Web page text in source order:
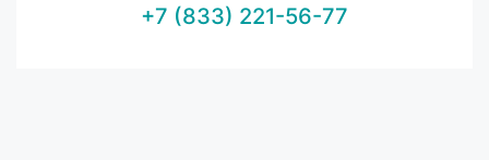
+7 (833) 221-56-77